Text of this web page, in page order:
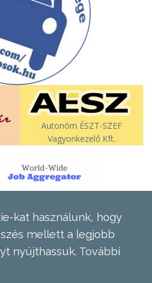
Autonóm ÉSZT-SZEF
Vagyonkezelő Kft.
kat használunk, hogy
mellett a legjobb
nyújthassuk. További